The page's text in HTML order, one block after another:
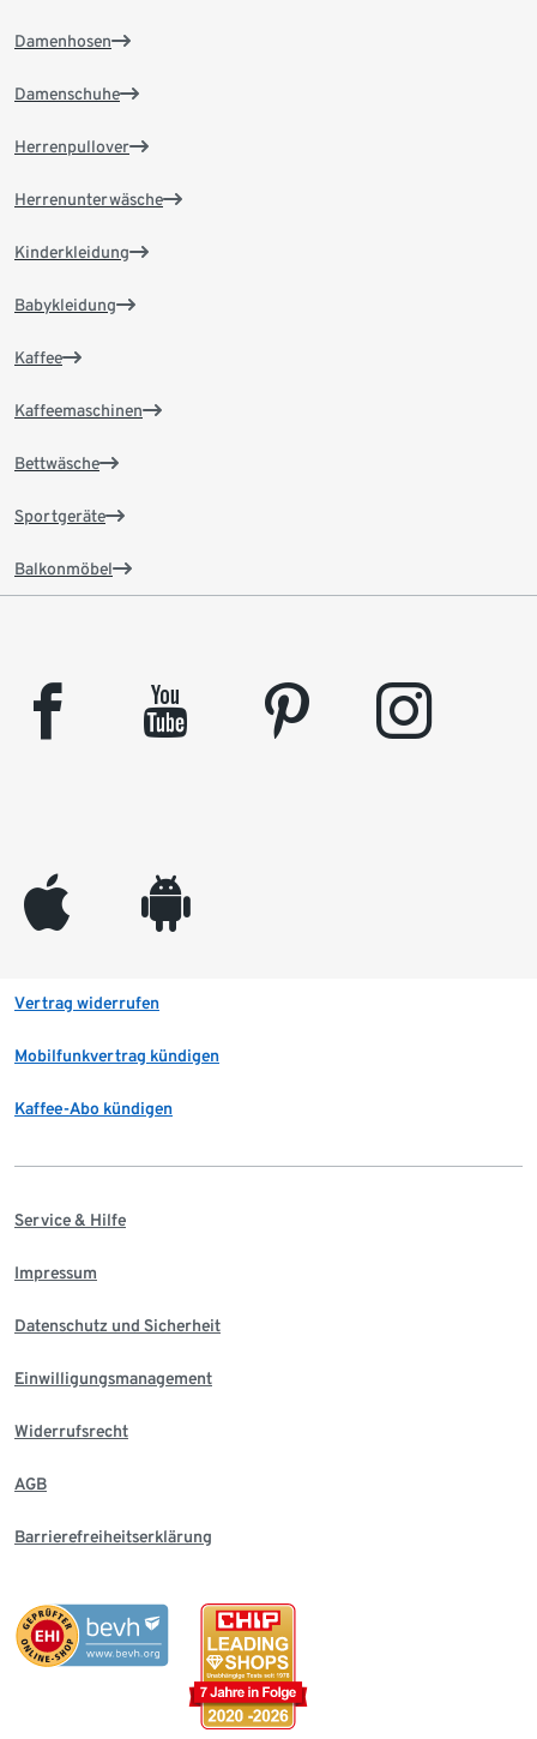
Damenhosen
Damenschuhe
Herrenpullover
Herrenunterwäsche
Kinderkleidung
Babykleidung
Kaffee
Kaffeemaschinen
Bettwäsche
Sportgeräte
Balkonmöbel
facebook youtube pinterest instagram
appleinc android
Vertrag widerrufen
Mobilfunkvertrag kündigen
Kaffee-Abo kündigen
Service & Hilfe
Impressum
Datenschutz und Sicherheit
Einwilligungsmanagement
Widerrufsrecht
AGB
Barrierefreiheitserklärung